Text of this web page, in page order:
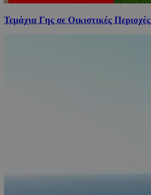
Τεμάχια Γης σε Οικιστικές Περιοχές